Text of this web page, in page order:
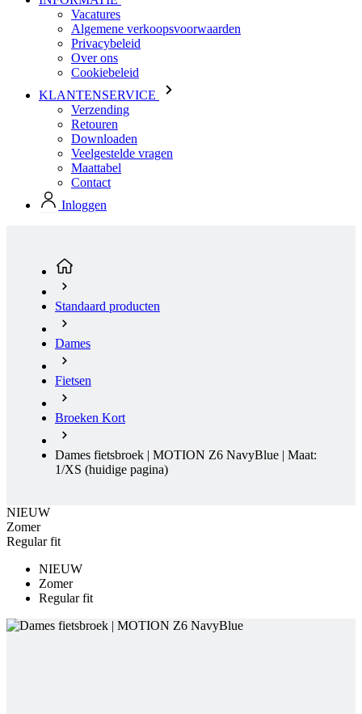
Cookiebeleid
KLANTENSERVICE
Verzending
Retouren
Downloaden
Veelgestelde vragen
Maattabel
Contact
Inloggen
Dames
Fietsen
Broeken Kort
Dames fietsbroek | MOTION Z6 NavyBlue | Maat:
1/XS
NIEUW
Regular fit
Zomer
Regular fit